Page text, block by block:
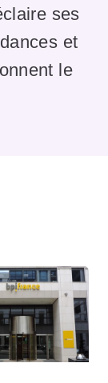
ses
et
le